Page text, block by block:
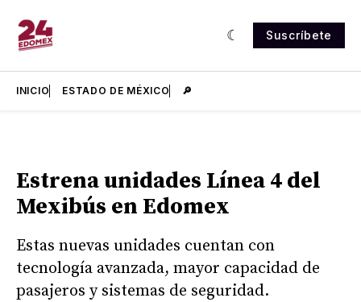
Suscríbete
INICIO ESTADO DE MÉXICO 🔎
Estrena unidades Línea 4 del
Mexibús en Edomex
Estas nuevas unidades cuentan con
tecnología avanzada, mayor capacidad de
pasajeros y sistemas de seguridad.